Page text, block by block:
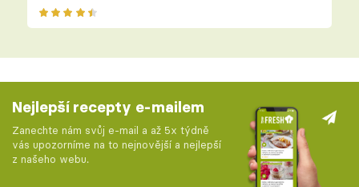
Nejlepší recepty e-mailem
Zanechte nám svůj e-mail a až 5x týdně
vás upozorníme na to nejnovější a nejlepší
z našeho webu.